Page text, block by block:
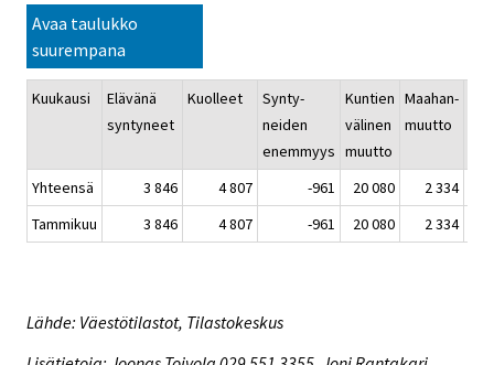
Avaa taulukko
suurempana
Kuukausi
Elävänä
syntyneet
Kuolleet
Synty-
neiden
enemmyys
Kuntien
välinen
muutto
Maahan-
muutto
Yhteensä 3 846 4 807 -961 20 080 2 334
Tammikuu
3 846 4 807 -961 20 080 2 334
Lähde: Väestötilastot, Tilastokeskus